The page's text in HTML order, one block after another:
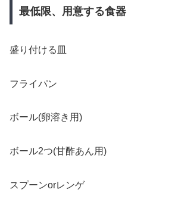
最低限、用意する食器
盛り付ける皿
フライパン
ボール(卵溶き用)
ボール2つ(甘酢あん用)
スプーンorレンゲ